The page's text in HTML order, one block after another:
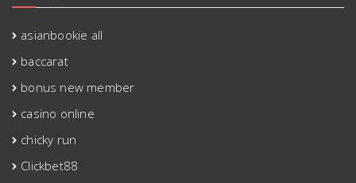
asianbookie all
baccarat
bonus new member
casino online
chicky run
Clickbet88